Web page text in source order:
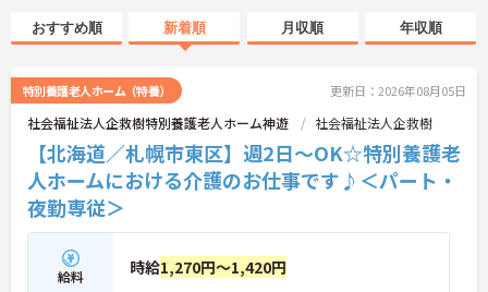
おすすめ順 新着順 月収順 年収順
特別養護老人ホーム（特養） 更新日：2026年08月05日
社会福祉法人企救樹特別養護老人ホーム神遊 社会福祉法人企救樹
【北海道／札幌市東区】週2日～OK☆特別養護老
人ホームにおける介護のお仕事です♪＜パート・
夜勤専従＞
給料 時給1,270円～1,420円